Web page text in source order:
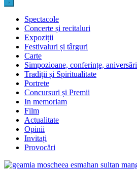
Spectacole
Concerte și recitaluri
Expoziții
Festivaluri și târguri
Carte
Simpozioane, conferințe, aniversări
Tradiții și Spiritualitate
Portrete
Concursuri și Premii
In memoriam
Film
Actualitate
Opinii
Invitați
Provocări